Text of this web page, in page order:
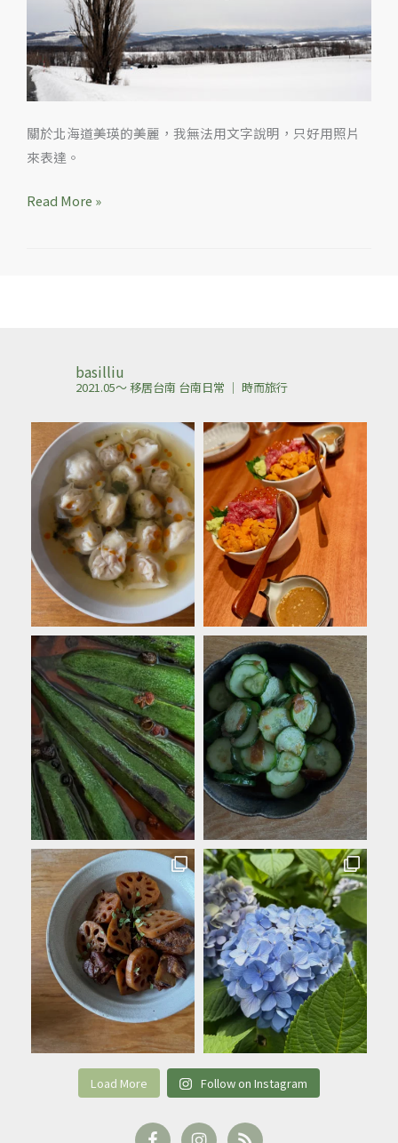
關於北海道美瑛的美麗，我無法用文字說明，只好用照片
來表達。
枚
Read More »
basilliu
2021.05～ 移居台南 台南日常 ｜ 時而旅行
Load More Follow on Instagram